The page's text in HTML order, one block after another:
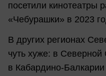
посетили кинотеатры
«Чебурашки» в 2023
В других регионах
чуть хуже: в
в Кабардино-